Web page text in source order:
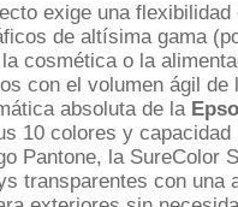
exige una
de altísima gama
cosmética o la
con el volumen ágil de
absoluta de la
10 colores y capacidad
Pantone, la SureColor
transparentes con una